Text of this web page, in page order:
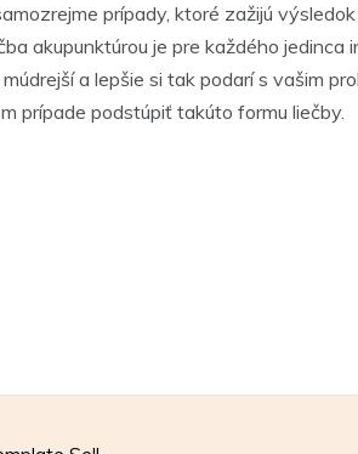
prípady, ktoré zažijú
akupunktúrou je pre každého
a lepšie si tak podarí s vašim
prípade podstúpiť takúto formu liečby.